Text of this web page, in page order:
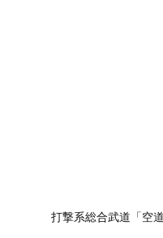
打撃系総合武道「空